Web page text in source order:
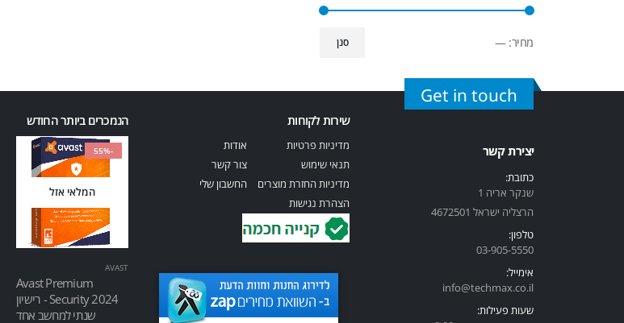
סנן מחיר:—
Get in touch
יצירת קשר
כתובת:
שנקר אריה 1
הרצליה ישראל 4672501
טלפון:
03-905-5550
אימייל:
info@techmax.co.il
שעות פעילות:
שירות לקוחות
מדיניות פרטיות
תנאי שימוש
מדיניות החזרת מוצרים
הצהרת נגישות
אודות
צור קשר
החשבון שלי
הנמכרים ביותר החודש
-55%
המלאי אזל
AVAST
Avast Premium
Security 2024 - רישיון
שנתי למחשב אחד